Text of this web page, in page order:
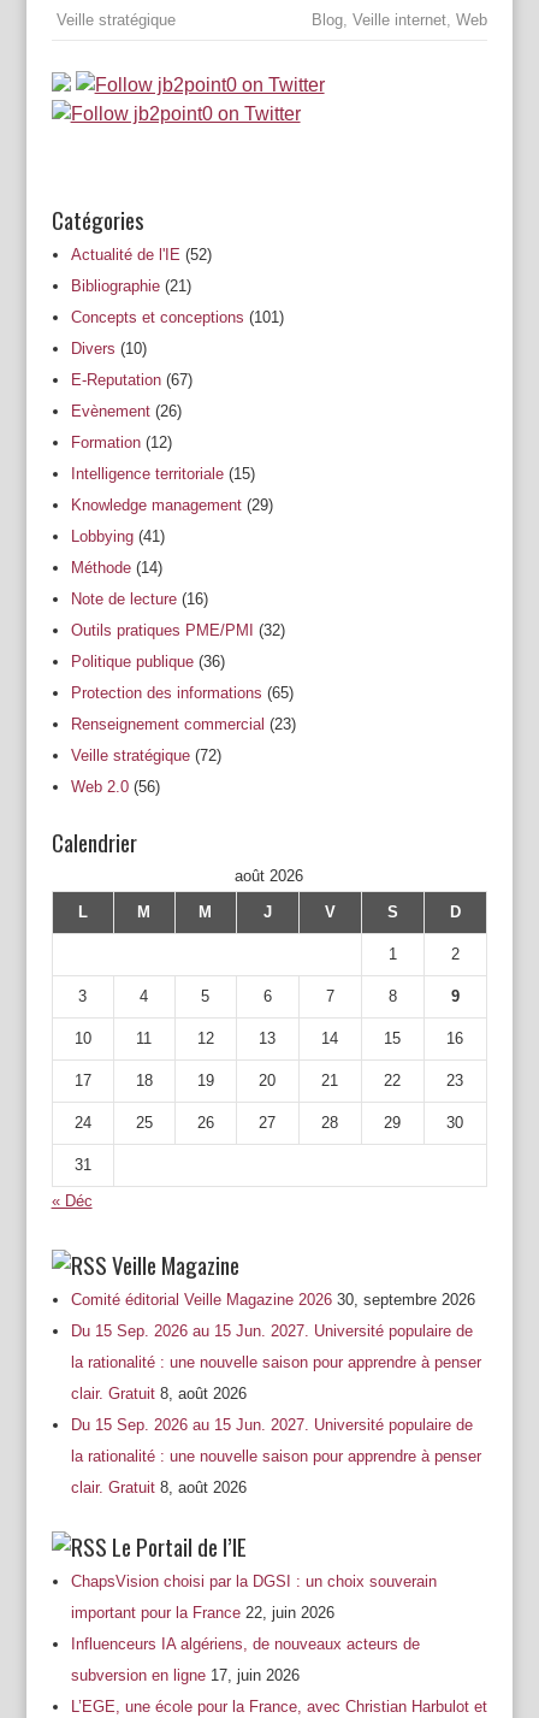
Veille stratégique Blog,Veille internet,Web
Catégories
Actualité de l'IE (52)
Bibliographie(21)
Concepts et conceptions (101)
Divers (10)
E-Reputation(67)
Evènement(26)
Formation(12)
Intelligence territoriale(15)
Knowledge management(29)
Lobbying(41)
Méthode(14)
Note de lecture(16)
Outils pratiques PME/PMI
(32)
Politique publique(36)
Protection des informations (65)
Renseignement commercial (23)
Veille stratégique(72)
Web 2.0(56)
Calendrier
août 2026
L
M M J V S D
1 2
3 4 5 6 7 8 9
10 11 12 13 14 15 16
17 18 19 20 21 22 23
24 25 26 27 28 29 30
31
« Déc
Veille Magazine
Comité éditorial Veille Magazine 2026 30, septembre 2026
Du 15 Sep. 2026 au 15 Jun. 2027. Université populaire de
la rationalité : une nouvelle saison pour apprendre à penser
clair. Gratuit 8, août 2026
Du 15 Sep. 2026 au 15 Jun. 2027. Université populaire de
la rationalité : une nouvelle saison pour apprendre à penser
clair. Gratuit 8, août 2026
Le Portail de l’IE
ChapsVision choisi par la DGSI : un choix souverain
important pour la France 22, juin 2026
Influenceurs IA algériens, de nouveaux acteurs de
subversion en ligne 17, juin 2026
L’EGE, une école pour la France, avec Christian Harbulot et